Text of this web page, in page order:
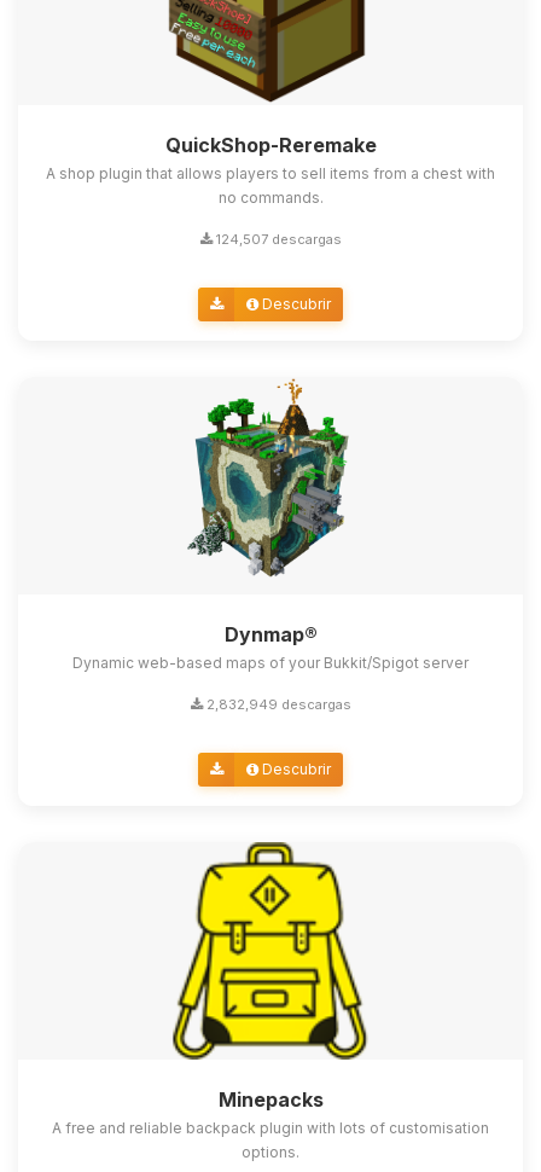
QuickShop-Reremake
A shop plugin that allows players to sell items from a chest with
no commands.
124,507 descargas
Descubrir
Dynmap®
Dynamic web-based maps of your Bukkit/Spigot server
2,832,949 descargas
Descubrir
Minepacks
A free and reliable backpack plugin with lots of customisation
options.